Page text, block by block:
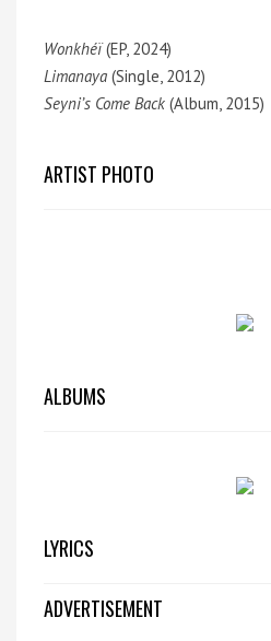
Wonkhéï(EP, 2024)
Limanaya (Single, 2012)
Seyni’s Come Back (Album, 2015)
ARTIST PHOTO
ALBUMS
LYRICS
ADVERTISEMENT